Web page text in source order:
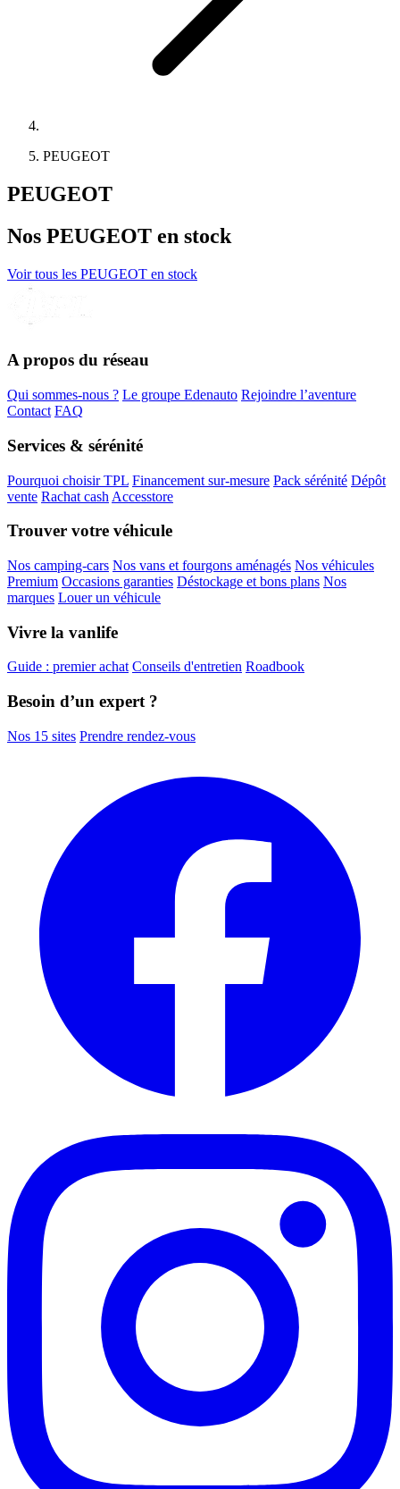
PEUGEOT
PEUGEOT
Nos PEUGEOT en stock
Voir tous les PEUGEOT en stock
A propos du réseau
Qui sommes-nous ? Le groupe Edenauto Rejoindre l’aventure
Contact FAQ
Services & sérénité
Pourquoi choisir TPL Financement sur-mesure Pack sérénité Dépôt
vente Rachat cash Accesstore
Trouver votre véhicule
Nos camping-cars Nos vans et fourgons aménagés Nos véhicules
Premium Occasions garanties Déstockage et bons plans Nos
marques Louer un véhicule
Vivre la vanlife
Guide : premier achat Conseils d'entretien Roadbook
Besoin d’un expert ?
Nos 15 sites Prendre rendez-vous